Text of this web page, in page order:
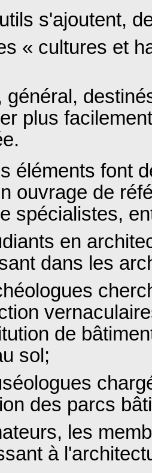
s'ajoutent,
« cultures et
général,
plus
éléments font
ouvrage de
spécialistes,
en
dans les
de
sol;
des parcs
les
à